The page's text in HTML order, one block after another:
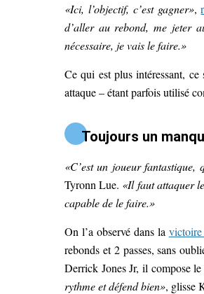
«Ici, l’objectif, c’est gagner»,
d’aller au rebond, me jeter
nécessaire, je vais le faire.»
Ce qui est plus intéressant,
attaque – étant parfois utilisé
Toujours un
«C’est un joueur
Tyronn Lue. «Il faut attaquer
capable de le faire.»
On l’a observé dans la
rebonds et 2 passes, sans
Derrick Jones Jr, il compose
rythme et défend bien», glisse